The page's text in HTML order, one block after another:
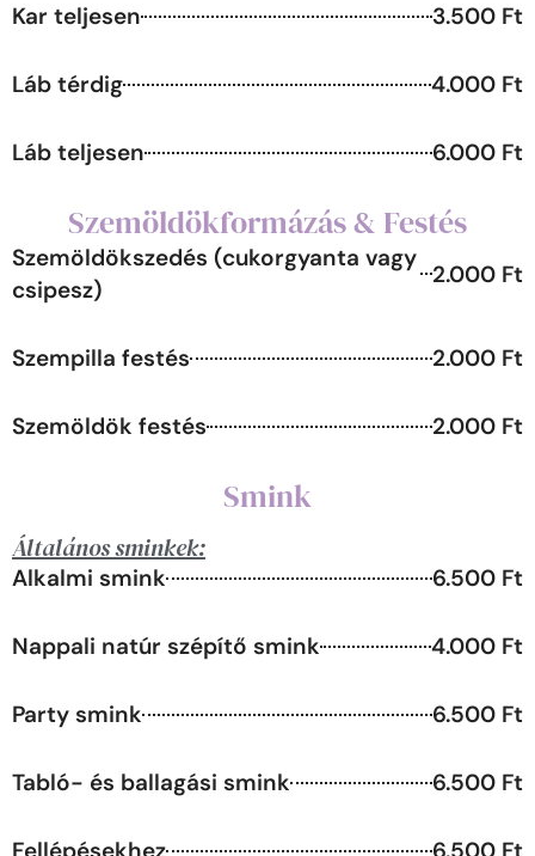
Kar teljesen 3.500 Ft
Láb térdig 4.000 Ft
Láb teljesen 6.000 Ft
Szemöldökformázás & Festés
Szemöldökszedés (cukorgyanta vagy
csipesz)
2.000 Ft
Szempilla festés 2.000 Ft
Szemöldök festés 2.000 Ft
Smink
Általános sminkek:
Alkalmi smink 6.500 Ft
Nappali natúr szépítő smink 4.000 Ft
Party smink 6.500 Ft
Tabló- és ballagási smink 6.500 Ft